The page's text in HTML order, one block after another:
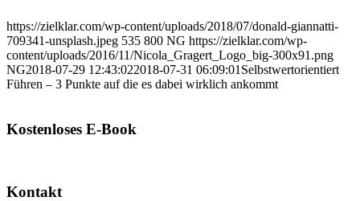
https://zielklar.com/wp-content/uploads/2018/07/donald-giannatti-
709341-unsplash.jpeg 535 800 NG https://zielklar.com/wp-
content/uploads/2016/11/Nicola_Gragert_Logo_big-300x91.png
NG2018-07-29 12:43:022018-07-31 06:09:01 Selbstwertorientiert
Führen – 3 Punkte auf die es dabei wirklich ankommt
Kostenloses E-Book
Kontakt